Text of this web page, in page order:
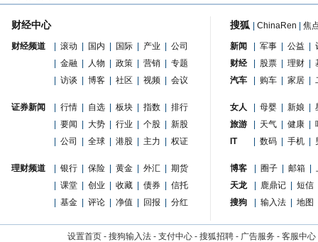
财经中心
财经频道 滚动 国内 国际 产业
公司
金融 人物 政策 营销
专题
访谈 博客 社区 视频 会议
证券新闻 行情 自选 板块 指数
排行
要闻 大势 行业 个股
新股
公司 全球 港股 主力 权证
理财频道 银行 保险 黄金 外汇
期货
课堂 创业 收藏 债券
信托
基金 评论 净值 回报 分红
搜狐 ChinaRen 焦
新闻 军事 公益
财经
股票 理财
汽车
购车 家居
女人 母婴 新娘
旅游
天气 健康
IT
数码 手机
博客 圈子 邮箱
天龙
鹿鼎记
短信
搜狗
输入法 地图
设置首页 - 搜狗输入法 - 支付中心 - 搜狐招聘 - 广告服务 - 客服中心